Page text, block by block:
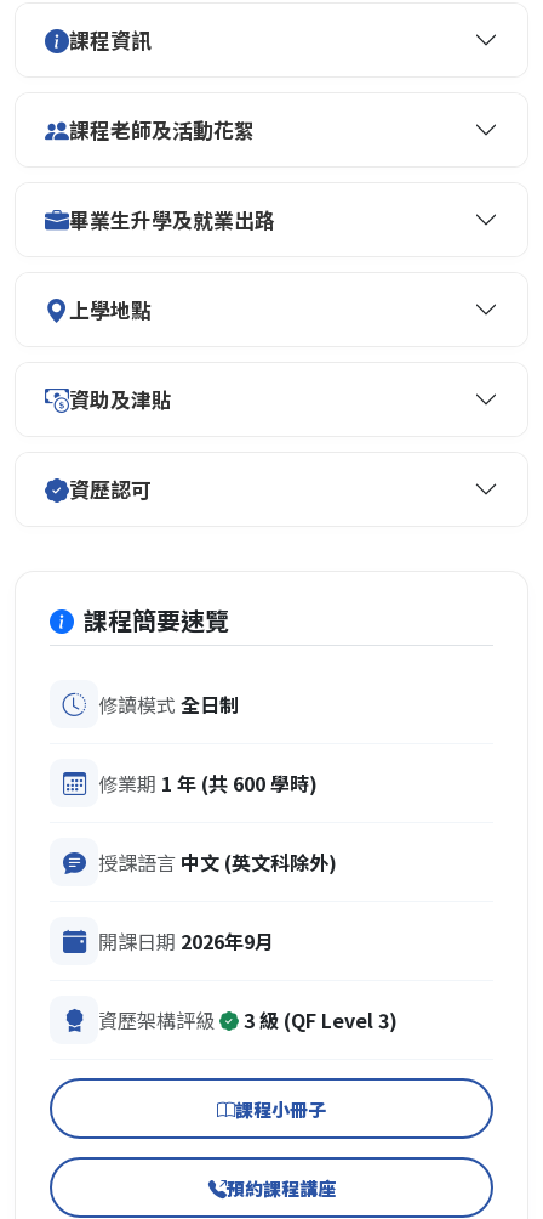
課程資訊
課程老師及活動花絮
畢業生升學及就業出路
上學地點
資助及津貼
資歷認可
課程簡要速覽
修讀模式 全日制
修業期 1 年 (共 600 學時)
授課語言 中文 (英文科除外)
開課日期 2026年9月
資歷架構評級 3 級 (QF Level 3)
課程小冊子
預約課程講座